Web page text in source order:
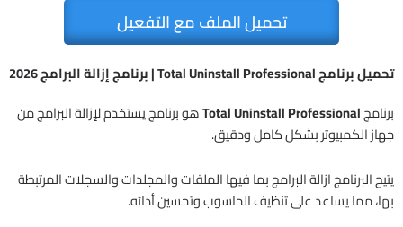
تحميل الملف مع التفعيل
تحميل برنامج Total Uninstall Professional | برنامج إزالة البرامج 2026
برنامجTotal Uninstall Professionalهو برنامج يستخدم لإزالة البرامج من
جهاز الكمبيوتر بشكل كامل ودقيق.
يتيح البرنامج ازالة البرامج بما فيها الملفات والمجلدات والسجلات المرتبطة
بها، مما يساعد على تنظيف الحاسوب وتحسين أدائه.